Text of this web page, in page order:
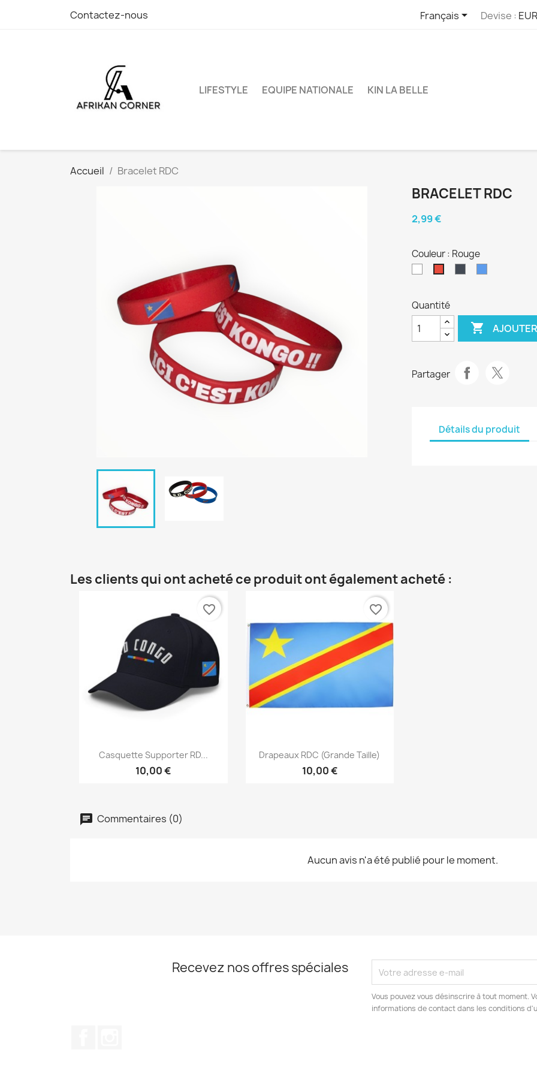
Contactez-nous Français Devise :
LIFESTYLE EQUIPE NATIONALE KIN LA BELLE
Accueil Bracelet RDC
BRACELET RDC
2,99 €
Couleur : Rouge
Quantité

Partager
Détails du produit
Les clients qui ont acheté ce produit ont également acheté :
Aperçu rapide
Casquette Supporter RD...
10,00 €
favorite_border
Aperçu rapide
Drapeaux RDC (Grande Taille)
10,00 €
favorite_border
Commentaires (0)
Aucun avis n'a été publié pour le moment.
Recevez nos offres spéciales
Vous pouvez vous désinscrire à tout moment.
informations de contact dans les conditions